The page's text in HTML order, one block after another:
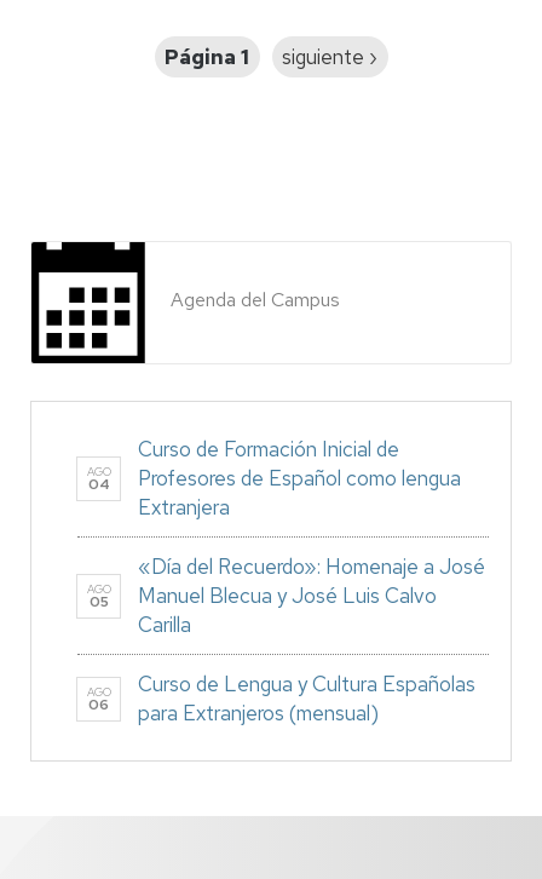
Página 1
Siguiente
siguiente ›
Agenda del Campus
AGO
04
Curso de Formación Inicial de
Profesores de Español como lengua
Extranjera
AGO
05
«Día del Recuerdo»: Homenaje a José
Manuel Blecua y José Luis Calvo
Carilla
AGO
06
Curso de Lengua y Cultura Españolas
para Extranjeros (mensual)